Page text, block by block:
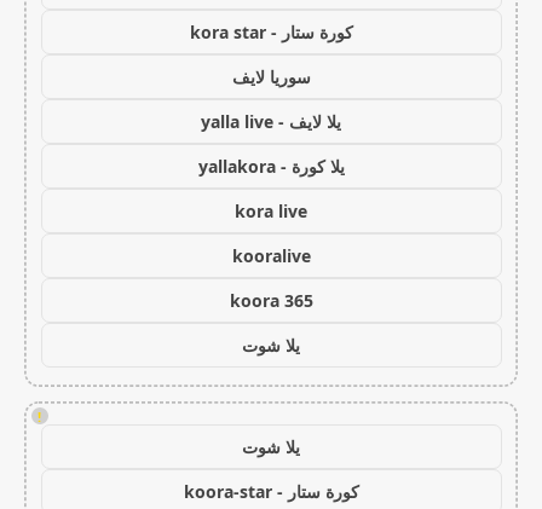
كورة ستار - kora star
سوريا لايف
يلا لايف - yalla live
يلا كورة - yallakora
kora live
kooralive
koora 365
يلا شوت
!
يلا شوت
كورة ستار - koora-star